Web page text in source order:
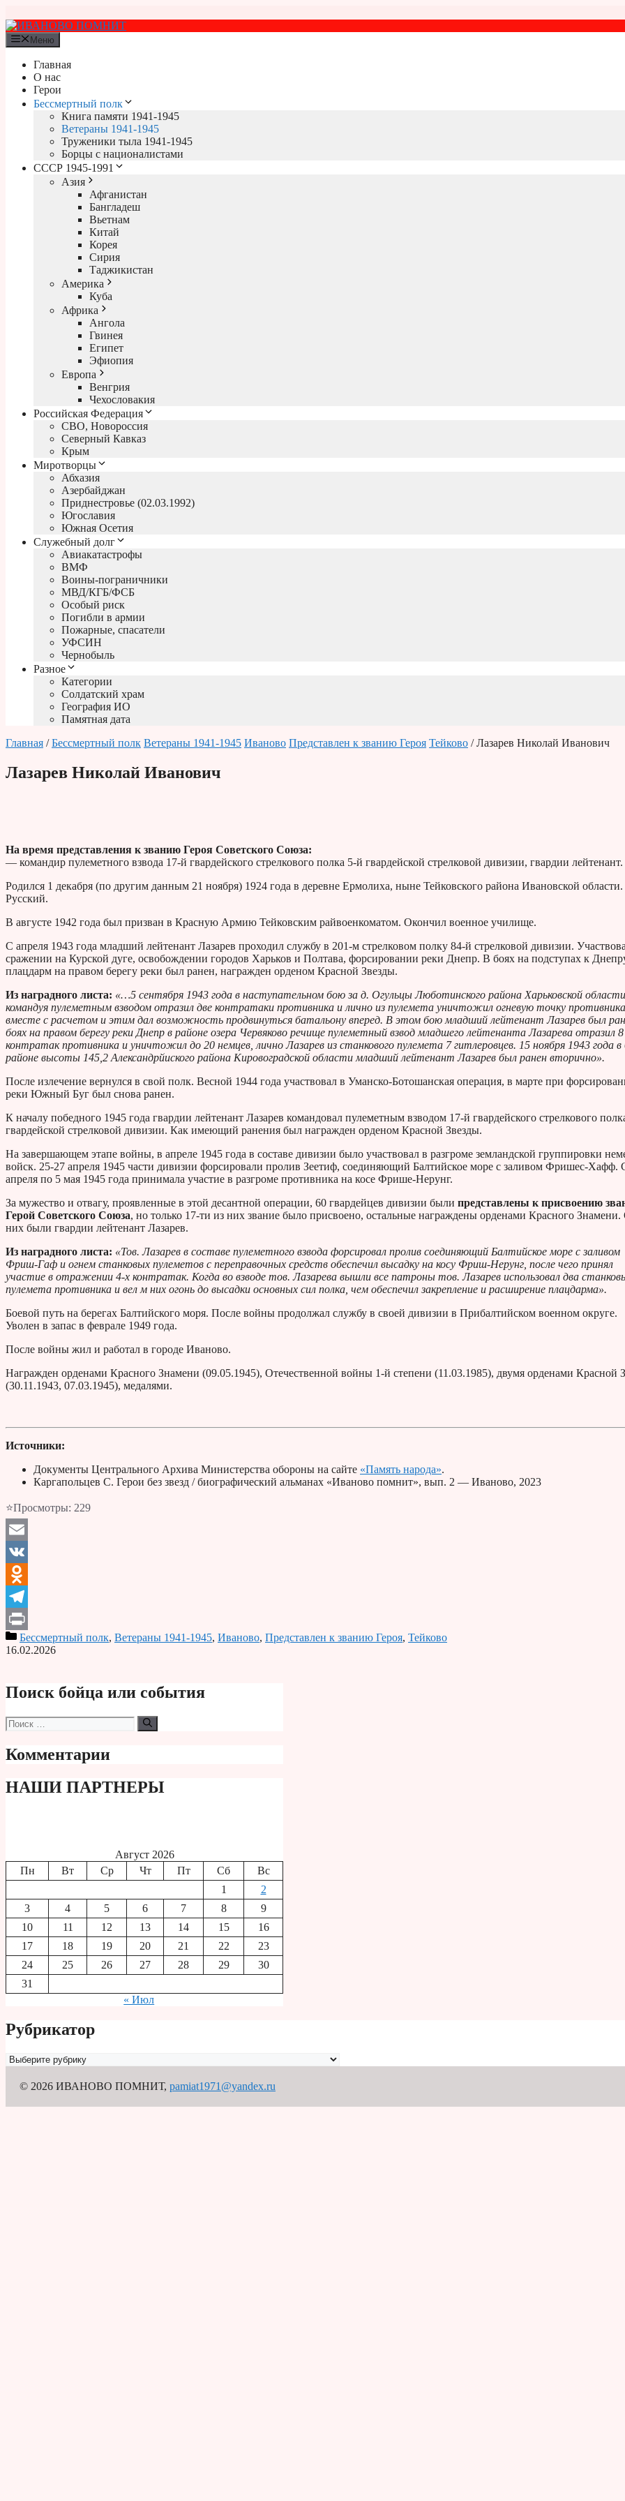
к
содержимому
Меню
Главная
О нас
Герои
Бессмертный полк
Книга памяти 1941-1945
Ветераны 1941-1945
Труженики тыла 1941-1945
Борцы с националистами
СССР 1945-1991
Азия
Афганистан
Бангладеш
Вьетнам
Китай
Корея
Сирия
Таджикистан
Америка
Куба
Африка
Ангола
Гвинея
Египет
Эфиопия
Европа
Венгрия
Чехословакия
Российская Федерация
СВО, Новороссия
Северный Кавказ
Крым
Миротворцы
Абхазия
Азербайджан
Приднестровье (02.03.1992)
Югославия
Южная Осетия
Служебный долг
Авиакатастрофы
ВМФ
Воины-пограничники
МВД/КГБ/ФСБ
Особый риск
Погибли в армии
Пожарные, спасатели
УФСИН
Чернобыль
Разное
Категории
Солдатский храм
География ИО
Памятная дата
Главная /Бессмертный полк Ветераны 1941-1945 Иваново Представлен к званию Героя Тейково / Лазарев Николай Иванович
Лазарев Николай Иванович
На время представления к званию Героя Советского Союза:
— командир пулеметного взвода 17-й гвардейского стрелкового полка 5-й гвардейской стрелковой дивизии, гвардии лейтенант.
Родился 1 декабря (по другим данным 21 ноября) 1924 года в деревне Ермолиха, ныне Тейковского района Ивановской области.
Русский.
В августе 1942 года был призван в Красную Армию Тейковским райвоенкоматом. Окончил военное училище.
С апреля 1943 года младший лейтенант Лазарев проходил службу в 201-м стрелковом полку 84-й стрелковой дивизии.
сражении на Курской дуге, освобождении городов Харьков и Полтава, форсировании реки Днепр. В боях на подступах к
плацдарм на правом берегу реки был ранен, награжден орденом Красной Звезды.
Из наградного листа: «…5 сентября 1943 года в наступательном бою за д. Огульцы Люботинского района Харьковской области,
командуя пулеметным взводом отразил две контратаки противника и лично из пулемета уничтожил огневую точку противника
вместе с расчетом и этим дал возможность продвинуться батальону вперед. В этом бою младший лейтенант Лазарев был
боях на правом берегу реки Днепр в районе озера Червяково речище пулеметный взвод младшего лейтенанта Лазарева отразил 8
контратак противника и уничтожил до 20 немцев, лично Лазарев из станкового пулемета 7 гитлеровцев. 15 ноября 1943 года
районе высоты 145,2 Александрйиского района Кировоградской области младший лейтенант Лазарев был ранен вторично».
После излечение вернулся в свой полк. Весной 1944 года участвовал в Уманско-Ботошанская операция, в марте при
реки Южный Буг был снова ранен.
К началу победного 1945 года гвардии лейтенант Лазарев командовал пулеметным взводом 17-й гвардейского стрелкового
гвардейской стрелковой дивизии. Как имеющий ранения был награжден орденом Красной Звезды.
На завершающем этапе войны, в апреле 1945 года в составе дивизии было участвовал в разгроме земландской группировки
войск. 25-27 апреля 1945 части дивизии форсировали пролив Зеетиф, соединяющий Балтийское море с заливом Фришес-Хафф.
апреля по 5 мая 1945 года принимала участие в разгроме противника на косе Фрише-Нерунг.
За мужество и отвагу, проявленные в этой десантной операции, 60 гвардейцев дивизии были представлены к присвоению
Герой Советского Союза, но только 17-ти из них звание было присвоено, остальные награждены орденами Красного Знамени.
них были гвардии лейтенант Лазарев.
Из наградного листа: «Тов. Лазарев в составе пулеметного взвода форсировал пролив соединяющий Балтийское море с заливом
Фриш-Гаф и огнем станковых пулеметов с переправочных средств обеспечил высадку на косу Фриш-Нерунг, после чего принял
участие в отражении 4-х контратак. Когда во взводе тов. Лазарева вышли все патроны тов. Лазарев использовал два
пулемета противника и вел м них огонь до высадки основных сил полка, чем обеспечил закрепление и расширение плацдарма».
Боевой путь на берегах Балтийского моря. После войны продолжал службу в своей дивизии в Прибалтийском военном округе.
Уволен в запас в феврале 1949 года.
После войны жил и работал в городе Иваново.
Награжден орденами Красного Знамени (09.05.1945), Отечественной войны 1-й степени (11.03.1985), двумя орденами Красной
(30.11.1943, 07.03.1945), медалями.
Источники:
Документы Центрального Архива Министерства обороны на сайте «Память народа».
Каргапольцев С. Герои без звезд / биографический альманах «Иваново помнит», вып. 2 — Иваново, 2023
⭐Просмотры: 229
Email
VK
Odnoklassniki
Telegram
PrintБессмертный полк, Ветераны 1941-1945, Иваново, Представлен к званию Героя, Тейково
16.02.2026
Поиск бойца или события
Поиск:
Комментарии
НАШИ ПАРТНЕРЫ
Август 2026
Пн
Вт Ср Чт Пт Сб
Вс
1
2
3
4 5 6 7 8
9
10
11 12 13 14 15
16
17
18 19 20 21 22
23
24
25 26 27 28 29
30
31
« Июл
Рубрикатор
Рубрикатор
© 2026 ИВАНОВО ПОМНИТ, pamiat1971@yandex.ru